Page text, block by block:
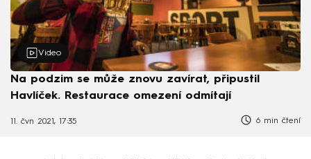
Video
Na podzim se může znovu zavírat, připustil
Havlíček. Restaurace omezení odmítají
11. čvn 2021, 17:35 6 min čtení